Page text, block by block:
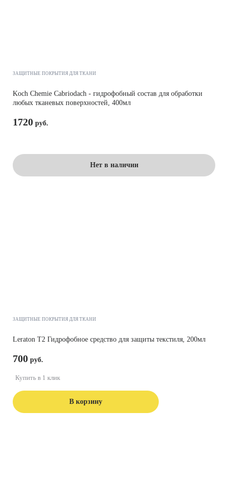
ЗАЩИТНЫЕ ПОКРЫТИЯ ДЛЯ ТКАНИ
Koch Chemie Cabriodach - гидрофобный состав для обработки
любых тканевых поверхностей, 400мл
1720
Нет в наличии
ЗАЩИТНЫЕ ПОКРЫТИЯ ДЛЯ ТКАНИ
Leraton T2 Гидрофобное средство для защиты текстиля, 200мл
700
В корзину
Купить в 1 клик